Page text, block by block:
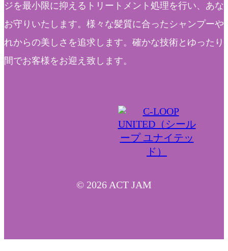
ジを最小限に抑えるトリートメント処理を行い、あな
お守りいたします。様々な髪質に合ったシャンプーや
れからの美しさを追求します。確かな技術とゆったり
間でお客様をお迎え致します。
© 2026 ACT JAM